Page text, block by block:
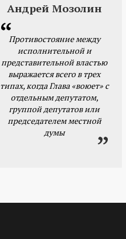
Андрей Мозолин
Противостояние между
исполнительной и
представительной властью
выражается всего в трех
типах, когда Глава «воюет» с
отдельным депутатом,
группой депутатов или
председателем местной
думы